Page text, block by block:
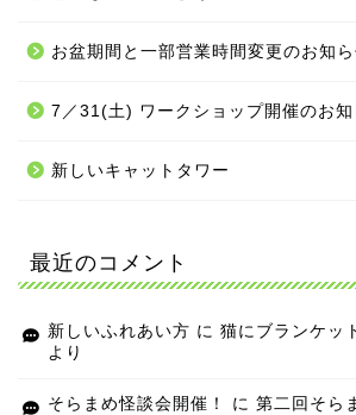
お盆期間と一部営業時間変更のお知
7／31(土) ワークショップ開催のお知
新しいキャットタワー
最近のコメント
新しいふれあい方 に 猫にブランケッ
より
そらまめ怪談会開催！ に 第二回そら